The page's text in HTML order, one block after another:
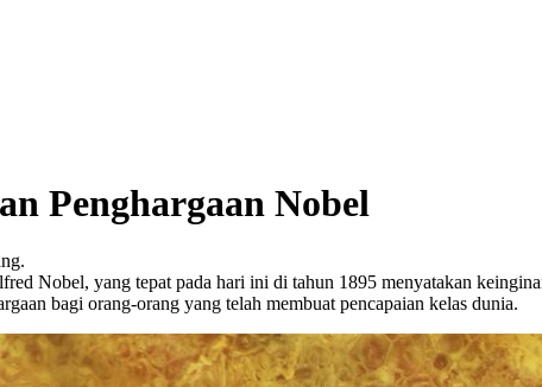
Penghargaan Nobel
Nobel, yang tepat pada hari ini di tahun 1895 menyatakan
bagi orang-orang yang telah membuat pencapaian kelas dunia.